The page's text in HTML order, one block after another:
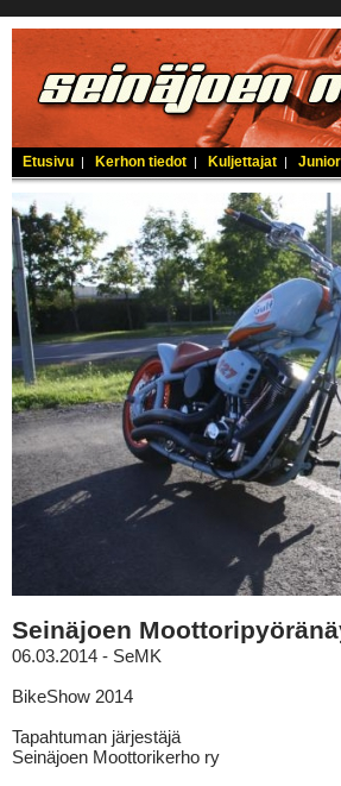
Etusivu | Kerhon tiedot | Kuljettajat |
Seinäjoen
06.03.2014 - SeMK
BikeShow 2014
Tapahtuman järjestäjä
Seinäjoen Moottorikerho ry